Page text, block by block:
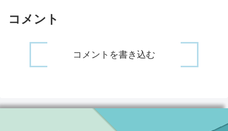
コメント
コメントを書き込む